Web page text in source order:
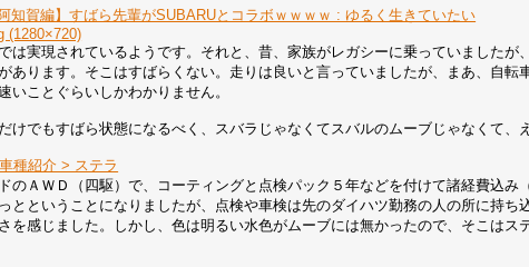
知賀編】すばら先輩がSUBARUとコラボｗｗｗｗ : ゆるく生きていたい
(1280×720)
は実現されているようです。それと、昔、家族がレガシーに乗っていました
あります。そこはすばらくない。走りは良いと言っていましたが、まあ、自
いことぐらいしかわかりません。
けでもすばら状態になるべく、スバラじゃなくてスバルのムーブじゃなくて、
種紹介 > ステラ
のＡＷＤ（四駆）で、コーティングと点検パック５年などを付けて諸経費込
とということになりましたが、点検や車検は先のダイハツ勤務の人の所に持
を感じました。しかし、色は明るい水色がムーブには無かったので、そこはス